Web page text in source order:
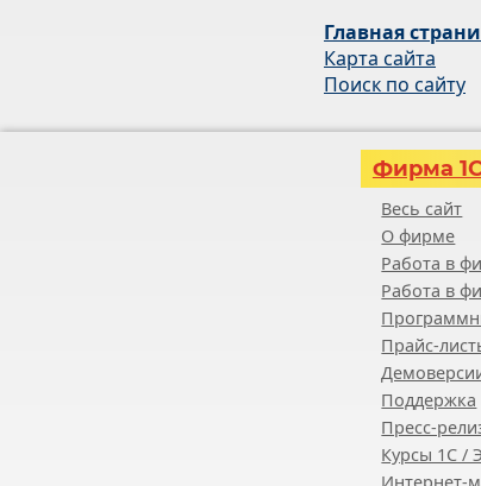
Главная
Карта сайта
Поиск по сайту
Фирма
Весь сайт
О фирме
Работа в
Работа в
Прайс-
Поддержка
Пресс-
Курсы 1С /